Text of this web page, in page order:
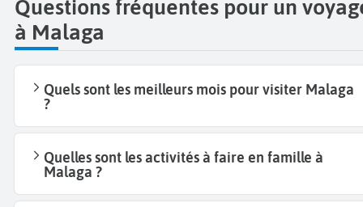
Questions fréquentes pour un
à Malaga
Quels sont les meilleurs mois pour visiter Malaga
?
Quelles sont les activités à faire en famille à
Malaga ?